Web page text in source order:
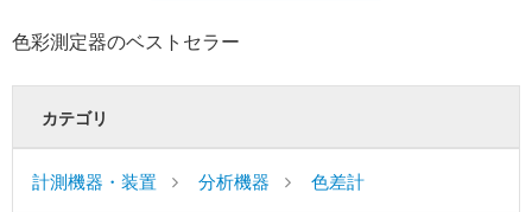
色彩測定器のベストセラー
カテゴリ
計測機器・装置 分析機器 色差計